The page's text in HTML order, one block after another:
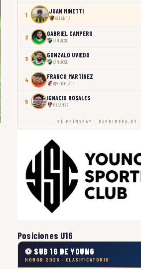
1 JUAN MINETTI
ATLANTA
2 GABRIEL CAMPERO
SAN JOSÉ
3 GONZALO UVIEDO
SAN JOSÉ
4 FRANCO MARTÍNEZ
RIVER PLATE
5 IGNACIO ROSALES
MIRAMAR
DE PRIMERA™ · DEPRIMERA.UY
Posiciones U16
⚽ SUB 16 DE YOUNG
HONOR 2026 · CLASIFICATORIO